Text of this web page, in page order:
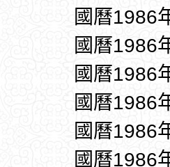
國曆1986
國曆1986
國曆1986
國曆1986
國曆1986
國曆1986